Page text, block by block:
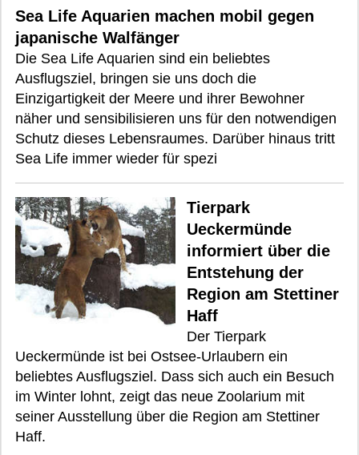
Sea Life Aquarien machen mobil gegen
japanische Walfänger
Die Sea Life Aquarien sind ein beliebtes
Ausflugsziel, bringen sie uns doch die
Einzigartigkeit der Meere und ihrer Bewohner
näher und sensibilisieren uns für den notwendigen
Schutz dieses Lebensraumes. Darüber hinaus tritt
Sea Life immer wieder für spezi
Tierpark
Ueckermünde
informiert über die
Entstehung der
Region am Stettiner
Haff
Der Tierpark
Ueckermünde ist bei Ostsee-Urlaubern ein
beliebtes Ausflugsziel. Dass sich auch ein Besuch
im Winter lohnt, zeigt das neue Zoolarium mit
seiner Ausstellung über die Region am Stettiner
Haff.